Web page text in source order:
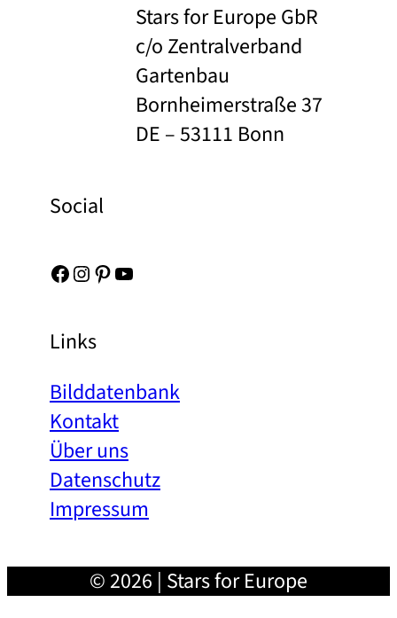
Stars for Europe GbR
c/o Zentralverband
Gartenbau
Bornheimerstraße 37
DE – 53111 Bonn
Social
Facebook Instagram Pinterest YouTube
Links
Bilddatenbank
Kontakt
Über uns
Datenschutz
Impressum
© 2026 | Stars for Europe